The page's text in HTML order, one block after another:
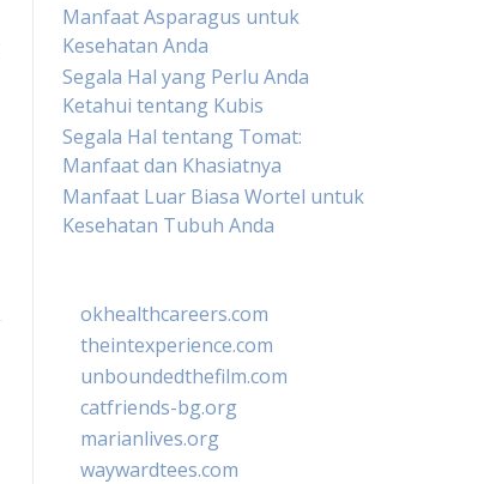
Manfaat Asparagus untuk
Kesehatan Anda
Segala Hal yang Perlu Anda
Ketahui tentang Kubis
Segala Hal tentang Tomat:
Manfaat dan Khasiatnya
Manfaat Luar Biasa Wortel untuk
Kesehatan Tubuh Anda
okhealthcareers.com
theintexperience.com
unboundedthefilm.com
catfriends-bg.org
marianlives.org
waywardtees.com